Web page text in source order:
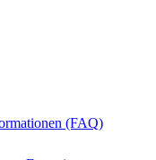
(FAQ)